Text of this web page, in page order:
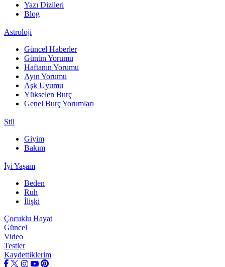
Yazı Dizileri
Blog
Astroloji
Güncel Haberler
Günün Yorumu
Haftanın Yorumu
Ayın Yorumu
Aşk Uyumu
Yükselen Burç
Genel Burç Yorumları
Stil
Giyim
Bakım
İyi Yaşam
Beden
Ruh
İlişki
Çocuklu Hayat
Güncel
Video
Testler
Kaydettiklerim